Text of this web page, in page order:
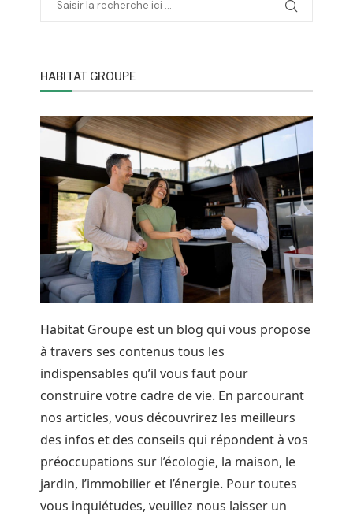
HABITAT GROUPE
Habitat Groupe est un blog qui vous propose
à travers ses contenus tous les
indispensables qu’il vous faut pour
construire votre cadre de vie. En parcourant
nos articles, vous découvrirez les meilleurs
des infos et des conseils qui répondent à vos
préoccupations sur l’écologie, la maison, le
jardin, l’immobilier et l’énergie. Pour toutes
vous inquiétudes, veuillez nous laisser un